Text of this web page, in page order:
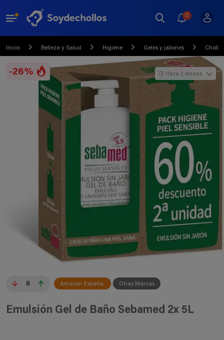
0
Inicio Belleza y Salud Higiene Geles y jabones Chollo
-26%
8 Amazon España Otras Marcas
Hace 2 meses
Emulsión Gel de Baño Sebamed 2x 5L